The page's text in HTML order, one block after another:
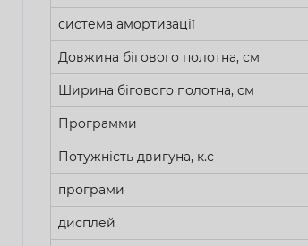
система амортизації
Довжина бігового полотна, см
Ширина бігового полотна, см
Прoграмми
Потужність двигуна, к.с
програми
дисплей